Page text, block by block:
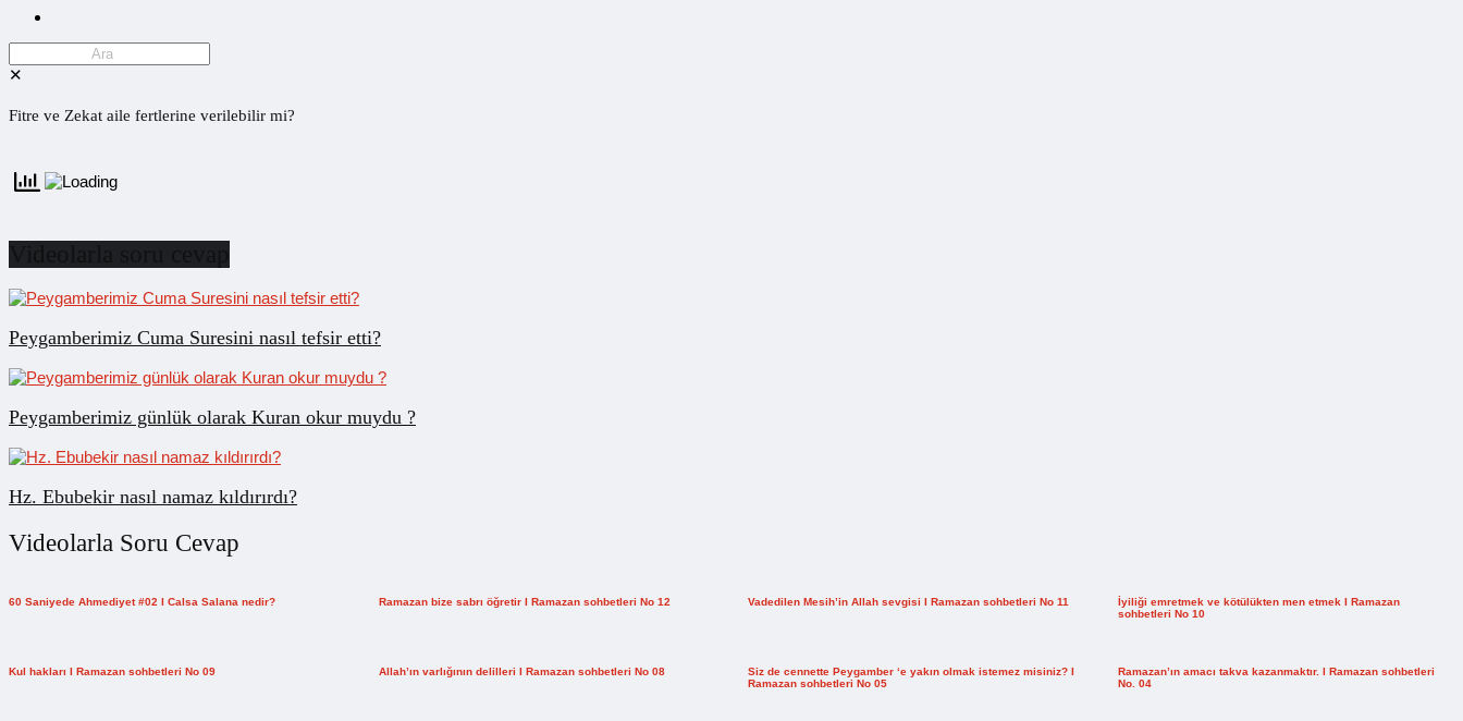
✕
Fitre ve Zekat aile fertlerine verilebilir mi?
Peygamberimiz Cuma Suresini nasıl tefsir etti?
Peygamberimiz günlük olarak Kuran okur muydu ?
Hz. Ebubekir nasıl namaz kıldırırdı?
Videolarla Soru Cevap
60 Saniyede Ahmediyet #02 I Calsa Salana nedir? Ramazan bize sabrı öğretir I Ramazan sohbetleri No 12 Vadedilen Mesih’in Allah sevgisi I Ramazan sohbetleri No 11
İyiliği emretmek ve kötülükten men etmek I Ramazan
sohbetleri No 10
Kul hakları I Ramazan sohbetleri No 09 Allah’ın varlığının delilleri I Ramazan sohbetleri No 08
Siz de cennette Peygamber ‘e yakın olmak istemez misiniz? I
Ramazan sohbetleri No 05
Ramazan’ın amacı takva kazanmaktır. I Ramazan sohbetleri
No. 04